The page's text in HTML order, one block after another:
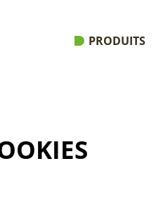
PRODUITS